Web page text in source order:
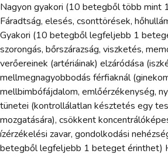
Nagyon gyakori (10 betegből több mint
Fáradtság, elesés, csonttörések,
Gyakori (10 betegből legfeljebb 1
szorongás, bőrszárazság, viszketés,
verőereinek (artériáinak) elzáródása
mellmegnagyobbodás férfiaknál
mellbimbófájdalom, emlőérzékenység,
tünetei (kontrollálatlan késztetés egy
mozgatására), csökkent
ízérzékelési zavar, gondolkodási
betegből legfeljebb 1 beteget érinthet)